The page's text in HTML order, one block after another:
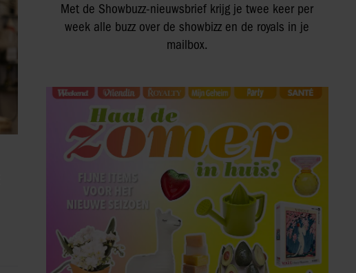
Met de Showbuzz-nieuwsbrief krijg je twee keer per
week alle buzz over de showbizz en de royals in je
mailbox.